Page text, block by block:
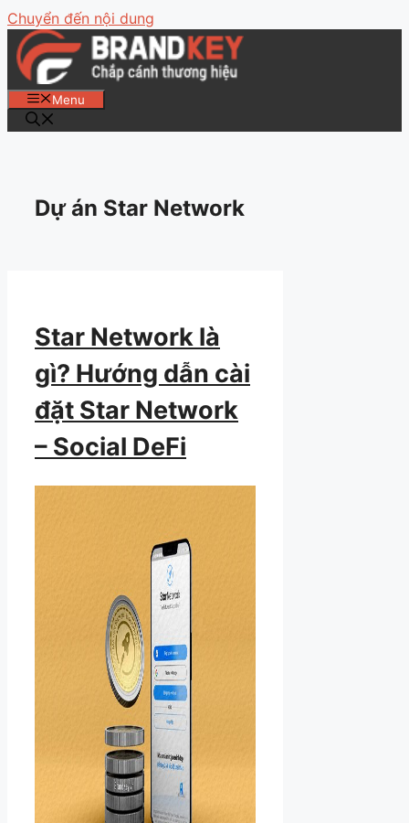
Chuyển đến nội dung
Menu
Dự án Star Network
Star Network là
gì? Hướng dẫn cài
đặt Star Network
– Social DeFi